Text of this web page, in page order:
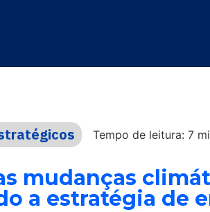
Tempo de leitura: 7
mudanças
a estratégia de